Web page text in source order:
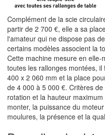
Complément de la scie
partir de 2 700 €, elle a sa
l'amateur qui ne dispose pas
certains modèles associent la
Cette machine mesure en
toutes les rallonges montées,
400 x 2 060 mm et la place
de 4 000 à 5 000 €. Critères
rotation et la hauteur
monter, la puissance du
moulures, la présence et la